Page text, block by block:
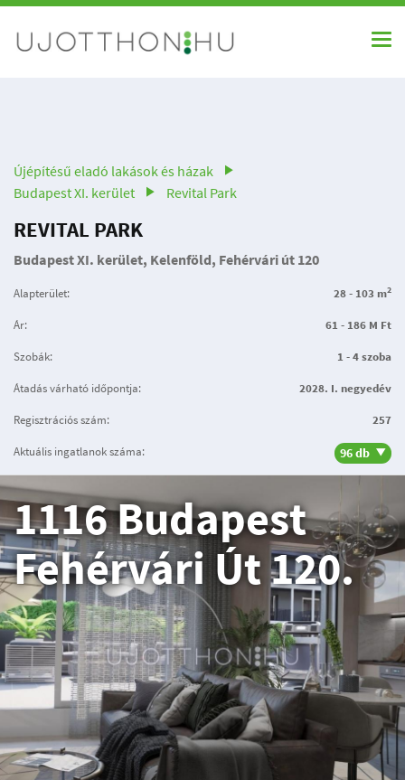
Újépítésű eladó lakások és házak
Budapest XI. kerület
Revital Park
REVITAL PARK
Budapest XI. kerület, Kelenföld, Fehérvári út 120
Alapterület: 28 - 103 m2
Ár: 61 - 186 M Ft
Szobák: 1 - 4 szoba
Átadás várható időpontja: 2028. I. negyedév
Regisztrációs szám: 257
Aktuális ingatlanok száma: 96 db
1116 Budapest
Fehérvári Út 120.